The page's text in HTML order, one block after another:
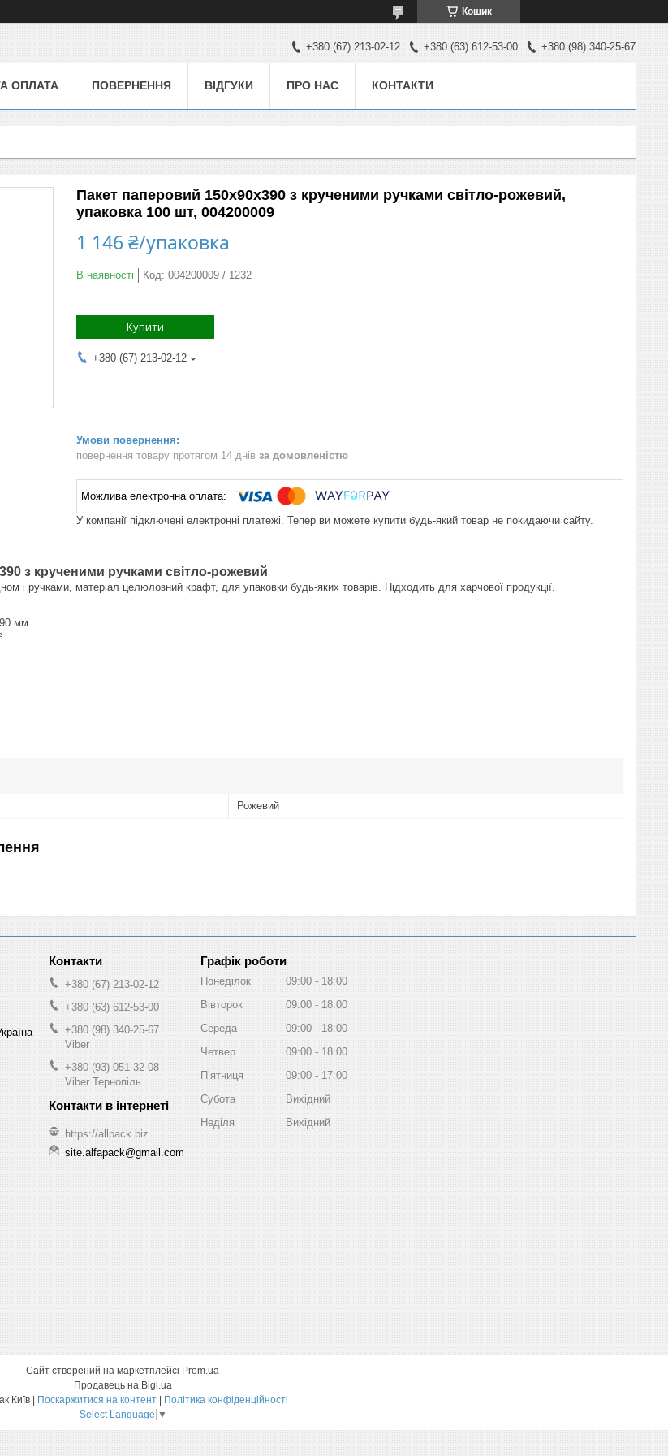
Кошик
+380 (67) 213-02-12 +380 (63) 612-53-00 +380 (98) 340-25-67
ОПЛАТА ПОВЕРНЕННЯ ВІДГУКИ ПРО НАС КОНТАКТИ
Пакет паперовий 150х90х390 з крученими ручками світло-рожевий,
упаковка 100 шт, 004200009
1 146 ₴/упаковка
В наявності Код: 004200009 / 1232
Купити
+380 (67) 213-02-12
повернення товару протягом 14 днів за домовленістю
У компанії підключені електронні платежі. Тепер ви можете купити будь-який товар не покидаючи сайту.
з крученими ручками світло-рожевий
і ручками, матеріал целюлозний крафт, для упаковки будь-яких товарів. Підходить для харчової продукції.
мм
Рожевий
+380 (67) 213-02-12
+380 (63) 612-53-00
+380 (98) 340-25-67
Viber
+380 (93) 051-32-08
Viber Тернопіль
https://allpack.biz
site.alfapack@gmail.com
Графік роботи
Понеділок 09:00
18:00
Вівторок
09:00
18:00
Середа
09:00
18:00
Четвер
09:00
18:00
Пʼятниця
09:00
17:00
Субота
Вихідний
Неділя
Вихідний
Сайт створений на маркетплейсі Prom.ua
Продавець на Bigl.ua
Альфа-Пак Київ | Поскаржитися на контент | Політика конфіденційності
Select Language ▼